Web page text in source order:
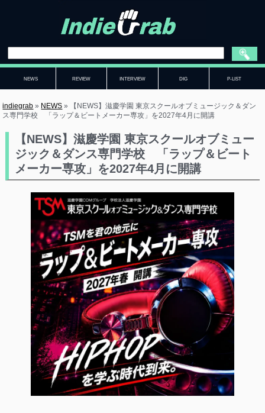
NEWS REVIEW INTERVIEW DIG P-LIST
indiegrab » NEWS »
【NEWS】滋慶学園 東京スクールオブミュージック＆ダン
ス専門学校 「ラップ＆ビートメーカー専攻」を2027年4月に開講
【NEWS】滋慶学園 東京スクールオブミュー
ジック＆ダンス専門学校 「ラップ＆ビート
メーカー専攻」を2027年4月に開講